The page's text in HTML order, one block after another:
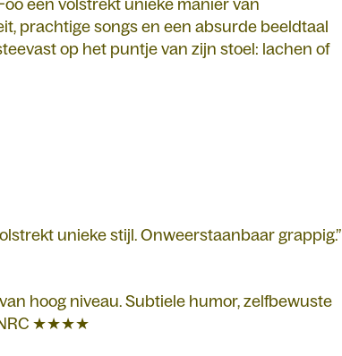
een volstrekt unieke manier van
prachtige songs en een absurde beeldtaal
op het puntje van zijn stoel: lachen of
unieke stijl. Onweerstaanbaar grappig.”
hoog niveau. Subtiele humor, zelfbewuste
NRC ★★★★